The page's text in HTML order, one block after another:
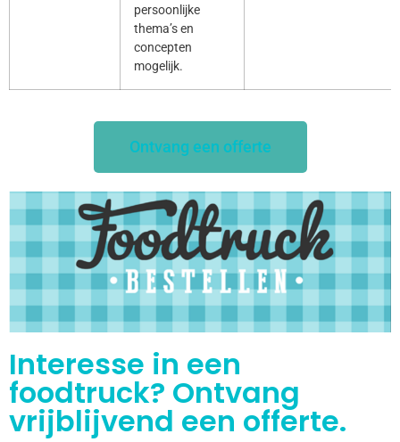
persoonlijke
thema’s en
concepten
mogelijk.
Ontvang een offerte
Interesse in een
foodtruck? Ontvang
vrijblijvend een offerte.